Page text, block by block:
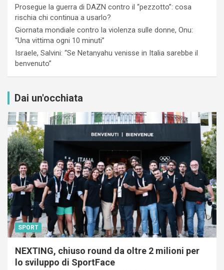
Prosegue la guerra di DAZN contro il “pezzotto”: cosa
rischia chi continua a usarlo?
Giornata mondiale contro la violenza sulle donne, Onu:
“Una vittima ogni 10 minuti”
Israele, Salvini: “Se Netanyahu venisse in Italia sarebbe il
benvenuto”
Dai un'occhiata
SPORT
NEXTING, chiuso round da oltre 2 milioni per
lo sviluppo di SportFace